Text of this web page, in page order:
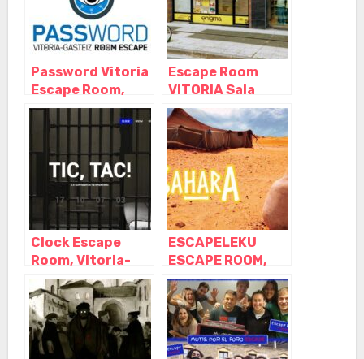
Password Vitoria
Escape Room,
Vitoria-Gasteiz –
Álava
Escape Room
VITORIA Sala
Enigma, Vitoria-
Gasteiz – Álava
Clock Escape
Room, Vitoria-
Gasteiz – Álava
ESCAPELEKU
ESCAPE ROOM,
Vitoria-Gasteiz –
Álava